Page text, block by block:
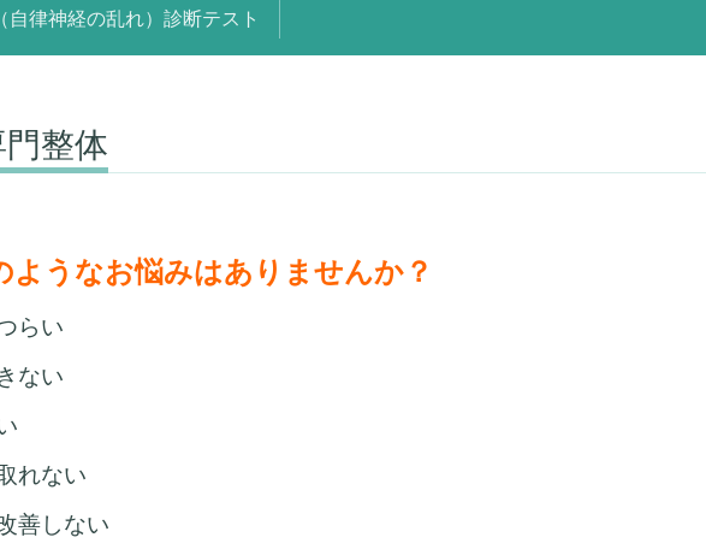
自律神経の乱れ）診断テスト
整体
ようなお悩みはありませんか？
らい
ない
れない
善しない